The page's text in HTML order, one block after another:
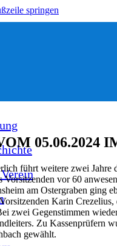
springen
05.06.2024
führt weitere zwei Jahre
vor 60
am Ostergraben ging
Karin
zwei Gegenstimmen
Zu Kassenprüfern
gewählt.